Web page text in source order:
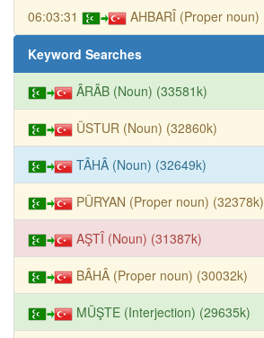
06:03:31 AHBARÎ (Proper noun)
Keyword Searches
ÂRÂB (Noun) (33581k)
ÜSTUR (Noun) (32860k)
TÂHÂ (Noun) (32649k)
PÜRYAN (Proper noun) (32378k)
AŞTÎ (Noun) (31387k)
BÂHÂ (Proper noun) (30032k)
MÜŞTE (Interjection) (29635k)